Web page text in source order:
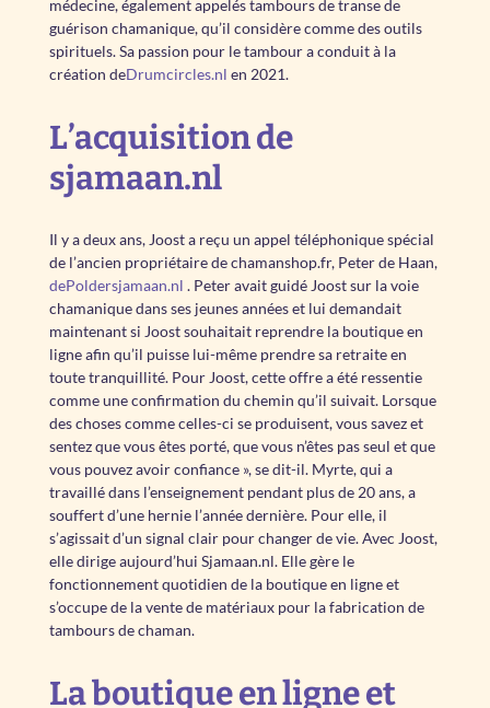
médecine, également appelés tambours de transe de
guérison chamanique, qu’il considère comme des outils
spirituels. Sa passion pour le tambour a conduit à la
création deDrumcircles.nl en 2021.
L’acquisition de
sjamaan.nl
Il y a deux ans, Joost a reçu un appel téléphonique spécial
de l’ancien propriétaire de chamanshop.fr, Peter de Haan,
dePoldersjamaan.nl . Peter avait guidé Joost sur la voie
chamanique dans ses jeunes années et lui demandait
maintenant si Joost souhaitait reprendre la boutique en
ligne afin qu’il puisse lui-même prendre sa retraite en
toute tranquillité. Pour Joost, cette offre a été ressentie
comme une confirmation du chemin qu’il suivait. Lorsque
des choses comme celles-ci se produisent, vous savez et
sentez que vous êtes porté, que vous n’êtes pas seul et que
vous pouvez avoir confiance », se dit-il. Myrte, qui a
travaillé dans l’enseignement pendant plus de 20 ans, a
souffert d’une hernie l’année dernière. Pour elle, il
s’agissait d’un signal clair pour changer de vie. Avec Joost,
elle dirige aujourd’hui Sjamaan.nl. Elle gère le
fonctionnement quotidien de la boutique en ligne et
s’occupe de la vente de matériaux pour la fabrication de
tambours de chaman.
La boutique en ligne et